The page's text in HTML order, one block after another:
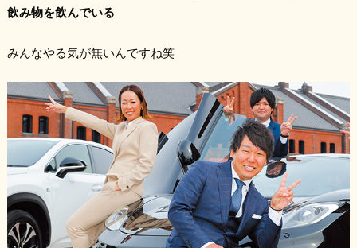
飲み物を飲んでいる
みんなやる気が無いんですね笑